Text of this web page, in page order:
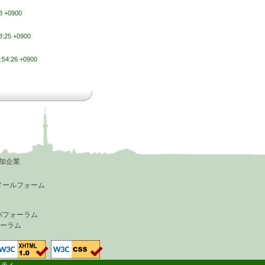
+0900
+0900
+0900
企業
ールフォーム
フォーラム
ラム